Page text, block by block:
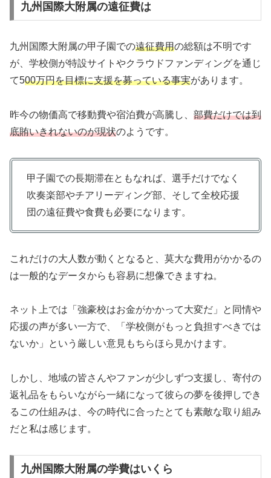
九州国際大附属の遠征費は
九州国際大附属の甲子園での遠征費用の総額は不明です
が、学校側が特設サイトやクラウドファンディングを通じ
て500万円を目標に支援を募っている事実があります。
昨今の物価高で移動費や宿泊費が高騰し、 部費だけでは到
底賄いきれないのが現状のようです。
甲子園での長期滞在ともなれば、選手だけでなく
吹奏楽部やチアリーディング部、そして全校応援
団の遠征費や食費も必要になります。
これだけの大人数が動くとなると、莫大な費用がかかるの
は一般的なデータからも容易に想像できますね。
ネット上では「強豪校はお金がかかって大変だ」と同情や
応援の声が多い一方で、「学校側がもっと負担すべきでは
ないか」という厳しい意見もちらほら見かけます。
しかし、地域の皆さんやファンが少しずつ支援し、寄付の
返礼品をもらいながら一緒になって彼らの夢を後押しでき
るこの仕組みは、今の時代に合ったとても素敵な取り組み
だと私は感じます。
九州国際大附属の学費はいくら